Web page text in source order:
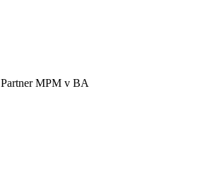
Partner MPM v BA